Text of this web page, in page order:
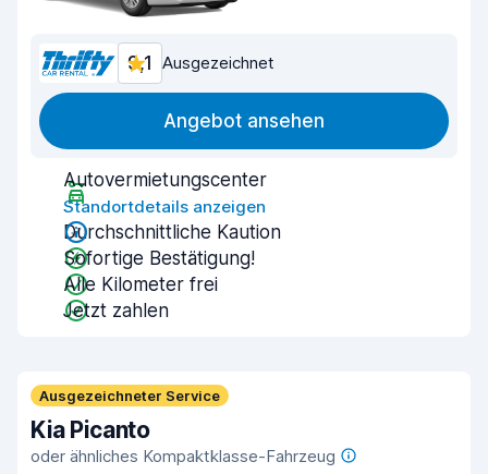
9,1 Ausgezeichnet
Angebot ansehen
Autovermietungscenter
Standortdetails anzeigen
Durchschnittliche Kaution
Sofortige Bestätigung!
Alle Kilometer frei
Jetzt zahlen
Ausgezeichneter Service
Kia Picanto
oder ähnliches Kompaktklasse-Fahrzeug